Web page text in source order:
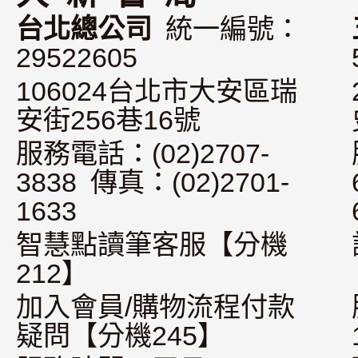
台北總公司
統一編號：
29522605
106024台北市大安區瑞
安街256巷16號
服務電話：(02)2707-
3838 傳真：(02)2701-
1633
智慧點讀筆客服【分機
212】
加入會員/購物流程付款
疑問【分機245】